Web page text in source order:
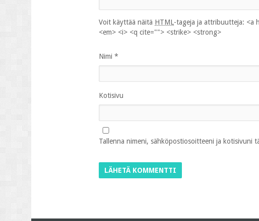
Voit käyttää näitä HTML-tageja ja attribuutteja: <a
<em> <i> <q cite=""> <strike> <strong>
Nimi *
Kotisivu
Tallenna nimeni, sähköpostiosoitteeni ja kotisivuni